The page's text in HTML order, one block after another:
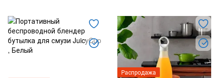
Распродажа